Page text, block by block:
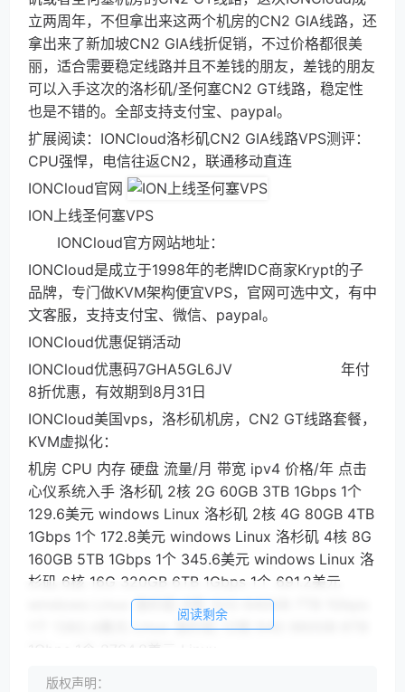
立两周年，不但拿出来这两个机房的CN2 GIA线路，还
拿出来了新加坡CN2 GIA线折促销，不过价格都很美
丽，适合需要稳定线路并且不差钱的朋友，差钱的朋友
可以入手这次的洛杉矶/圣何塞CN2 GT线路，稳定性
也是不错的。全部支持支付宝、paypal。
扩展阅读：IONCloud洛杉矶CN2 GIA线路VPS测评：
CPU强悍，电信往返CN2，联通移动直连
IONCloud官网
ION上线圣何塞VPS
IONCloud官方网站地址：
IONCloud是成立于1998年的老牌IDC商家Krypt的子
品牌，专门做KVM架构便宜VPS，官网可选中文，有中
文客服，支持支付宝、微信、paypal。
IONCloud优惠促销活动
IONCloud优惠码7GHA5GL6JV 年付
8折优惠，有效期到8月31日
IONCloud美国vps，洛杉矶机房，CN2 GT线路套餐，
KVM虚拟化：
机房 CPU 内存 硬盘 流量/月 带宽 ipv4 价格/年 点击
心仪系统入手 洛杉矶 2核 2G 60GB 3TB 1Gbps 1个
129.6美元 windows Linux 洛杉矶 2核 4G 80GB 4TB
1Gbps 1个 172.8美元 windows Linux 洛杉矶 4核 8G
160GB 5TB 1Gbps 1个 345.6美元 windows Linux 洛
杉矶 6核 16G 320GB 6TB 1Gbps 1个 691.2美元
windows Linux 洛杉矶 8核 32G 640GB 7TB 1Gbps
1个 1382.4美元 Linux 洛杉矶 12核 64G 960GB 8TB
1Gbps 1个 2764.8美元 Linux
以上为使用8折优惠码后的价格，下同
阅读剩余
版权声明：